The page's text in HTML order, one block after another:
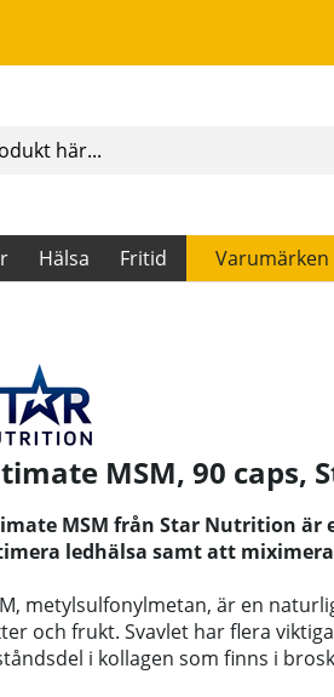
Hälsa Fritid Varumärken
MSM, 90 caps,
MSM från Star Nutrition
ledhälsa samt att
metylsulfonylmetan, är en
och frukt. Svavlet har flera
i kollagen som finns i